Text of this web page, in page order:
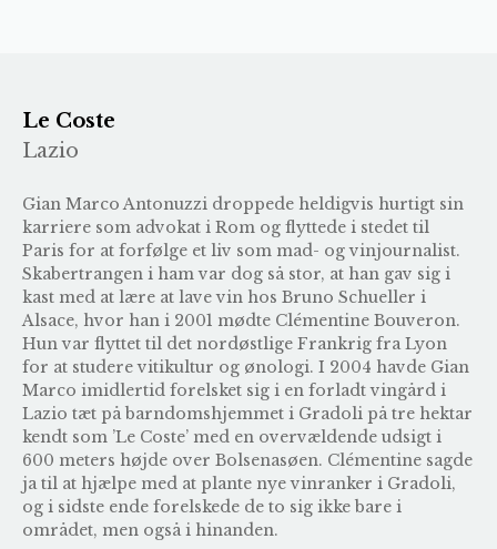
Le Coste
Lazio
Gian Marco Antonuzzi droppede heldigvis hurtigt sin
karriere som advokat i Rom og flyttede i stedet til
Paris for at forfølge et liv som mad- og vinjournalist.
Skabertrangen i ham var dog så stor, at han gav sig i
kast med at lære at lave vin hos Bruno Schueller i
Alsace, hvor han i 2001 mødte Clémentine Bouveron.
Hun var flyttet til det nordøstlige Frankrig fra Lyon
for at studere vitikultur og ønologi. I 2004 havde Gian
Marco imidlertid forelsket sig i en forladt vingård i
Lazio tæt på barndomshjemmet i Gradoli på tre hektar
kendt som ’Le Coste’ med en overvældende udsigt i
600 meters højde over Bolsenasøen. Clémentine sagde
ja til at hjælpe med at plante nye vinranker i Gradoli,
og i sidste ende forelskede de to sig ikke bare i
området, men også i hinanden.